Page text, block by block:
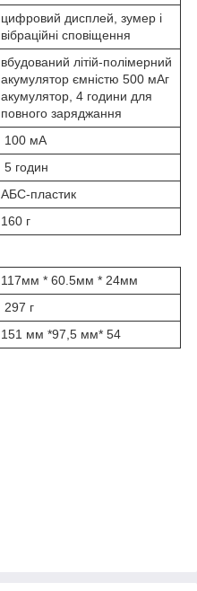
цифровий дисплей, зумер і
вібраційні сповіщення
вбудований літій-полімерний
акумулятор ємністю 500 мАг
акумулятор, 4 години для
повного заряджання
100 мА
5 годин
АБС-пластик
160 г
117мм * 60.5мм * 24мм
297 г
151 мм *97,5 мм* 54